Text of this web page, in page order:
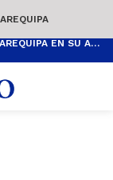
AREQUIPA
ACTIVIDADES GRATUITAS PARA DISFRUTAR DE AREQUIPA EN SU ANIVERSARIO